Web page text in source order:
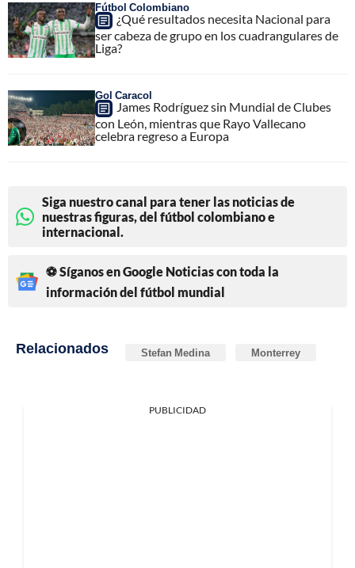
Fútbol Colombiano
¿Qué resultados necesita Nacional para
ser cabeza de grupo en los cuadrangulares de
Liga?
Gol Caracol
James Rodríguez sin Mundial de Clubes
con León, mientras que Rayo Vallecano
celebra regreso a Europa
Siga nuestro canal para tener las noticias de
nuestras figuras, del fútbol colombiano e
internacional.
⚽ Síganos en Google Noticias con toda la
información del fútbol mundial
Relacionados Stefan Medina Monterrey
PUBLICIDAD